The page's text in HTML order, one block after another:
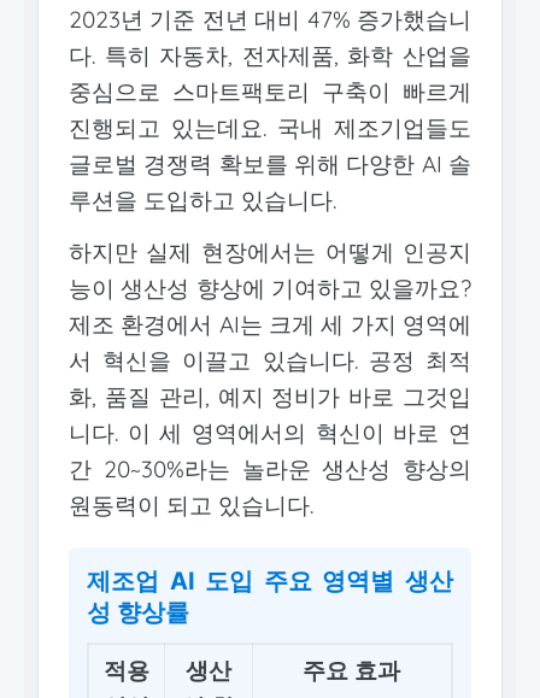
2023년 기준 전년 대비 47% 증가했습니
다. 특히 자동차, 전자제품, 화학 산업을
중심으로 스마트팩토리 구축이 빠르게
진행되고 있는데요. 국내 제조기업들도
글로벌 경쟁력 확보를 위해 다양한 AI 솔
루션을 도입하고 있습니다.
하지만 실제 현장에서는 어떻게 인공지
능이 생산성 향상에 기여하고 있을까요?
제조 환경에서 AI는 크게 세 가지 영역에
서 혁신을 이끌고 있습니다. 공정 최적
화, 품질 관리, 예지 정비가 바로 그것입
니다. 이 세 영역에서의 혁신이 바로 연
간 20~30%라는 놀라운 생산성 향상의
원동력이 되고 있습니다.
제조업 AI 도입 주요 영역별 생산
성 향상률
적용
생산
주요 효과